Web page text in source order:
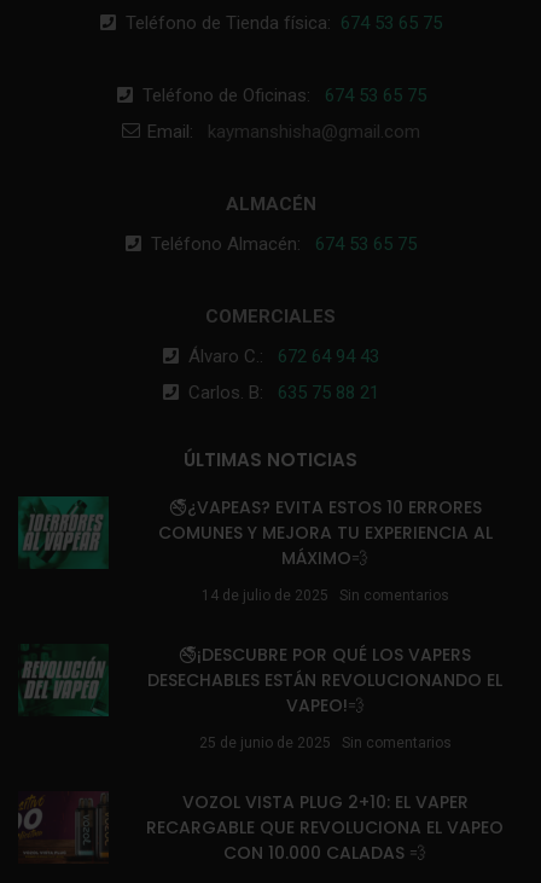
Teléfono de Tienda física: 674 53 65 75
Teléfono de Oficinas: 674 53 65 75
Email: kaymanshisha@gmail.com
ALMACÉN
Teléfono Almacén: 674 53 65 75
COMERCIALES
Álvaro C.: 672 64 94 43
Carlos. B: 635 75 88 21
ÚLTIMAS NOTICIAS
🚭¿VAPEAS? EVITA ESTOS 10 ERRORES
COMUNES Y MEJORA TU EXPERIENCIA AL
MÁXIMO💨
14 de julio de 2025 Sin comentarios
🚭¡DESCUBRE POR QUÉ LOS VAPERS
DESECHABLES ESTÁN REVOLUCIONANDO EL
VAPEO!💨
25 de junio de 2025 Sin comentarios
VOZOL VISTA PLUG 2+10: EL VAPER
RECARGABLE QUE REVOLUCIONA EL VAPEO
CON 10.000 CALADAS 💨